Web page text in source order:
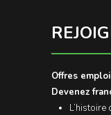
Offres emploi
Devenez
L’histoire